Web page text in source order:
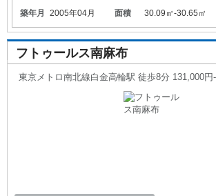
築年月 2005年04月 面積 30.09㎡-30.65㎡
フトゥールス南麻布
東京メトロ南北線白金高輪駅 徒歩8分 131,000円